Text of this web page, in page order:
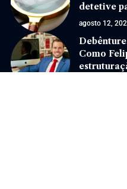
detetive
agosto 12,
Como